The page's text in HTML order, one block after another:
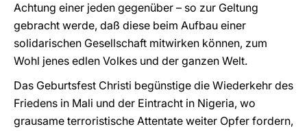
Achtung einer jeden gegenüber – so zur Geltung
gebracht werde, daß diese beim Aufbau einer
solidarischen Gesellschaft mitwirken können, zum
Wohl jenes edlen Volkes und der ganzen Welt.
Das Geburtsfest Christi begünstige die Wiederkehr des
Friedens in Mali und der Eintracht in Nigeria, wo
grausame terroristische Attentate weiter Opfer fordern,